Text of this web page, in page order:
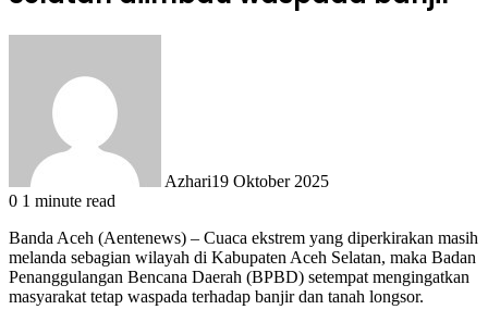
Azhari19 Oktober 2025
0 1 minute read
Banda Aceh (Aentenews) – Cuaca ekstrem yang diperkirakan masih
melanda sebagian wilayah di Kabupaten Aceh Selatan, maka Badan
Penanggulangan Bencana Daerah (BPBD) setempat mengingatkan
masyarakat tetap waspada terhadap banjir dan tanah longsor.